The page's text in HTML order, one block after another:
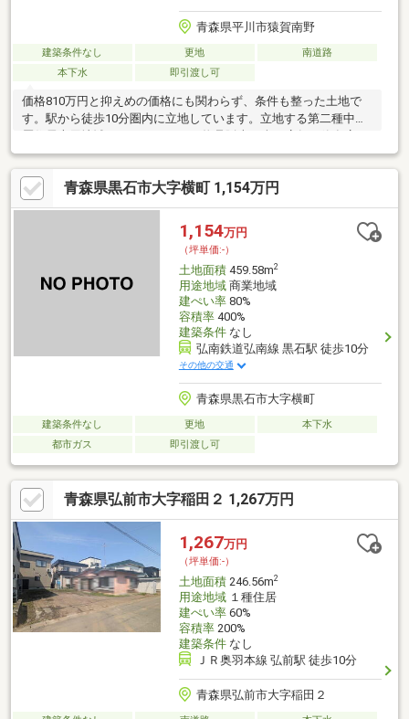
青森県平川市猿賀南野
建築条件なし 更地
南道路
本下水
即引渡し可
価格810万円と抑えめの価格にも関わらず、条件も整った土地で
す。駅から徒歩10分圏内に立地しています。立地する第二種中高
オフィスビル、ガソリンスタンドを建てることができる地域なの
で便利ですよ。住みやすい空間の条件の1つに前面道路が6m以上
あるところを入れてみては。建築条件がないので、自分に合った
スケジュール、建築会社、間取りなどを選ぶことができます。住
宅用地なので、周辺環境が新しい住まいを建てるのに適していま
す。土地面積は255.05㎡(公簿)でイチオシ。
青森県黒石市大字横町 1,154万円
1,154万円
（坪単価:-）
土地面積459.58m2
用途地域商業地域
建ぺい率80%
容積率400%
建築条件なし
弘南鉄道弘南線 黒石駅 徒歩10分
その他の交通
青森県黒石市大字横町
建築条件なし 更地
本下水
都市ガス
即引渡し可
青森県弘前市大字稲田２ 1,267万円
1,267万円
（坪単価:-）
土地面積246.56m2
用途地域１種住居
建ぺい率60%
容積率200%
建築条件なし
ＪＲ奥羽本線 弘前駅 徒歩10分
青森県弘前市大字稲田２